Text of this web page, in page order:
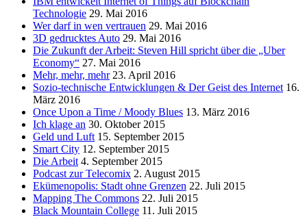
Technologie 29. Mai 2016
Wer darf in wen vertrauen 29. Mai 2016
3D gedrucktes Auto 29. Mai 2016
Die Zukunft der Arbeit: Steven Hill spricht über die „Uber
Economy“ 27. Mai 2016
Mehr, mehr, mehr 23. April 2016
Sozio-technische Entwicklungen & Der Geist des Internet 16.
März 2016
Once Upon a Time / Moody Blues 13. März 2016
Ich klage an 30. Oktober 2015
Geld und Luft 15. September 2015
Smart City 12. September 2015
Die Arbeit 4. September 2015
Podcast zur Telecomix 2. August 2015
Ekümenopolis: Stadt ohne Grenzen 22. Juli 2015
Mapping The Commons 22. Juli 2015
Black Mountain College 11. Juli 2015